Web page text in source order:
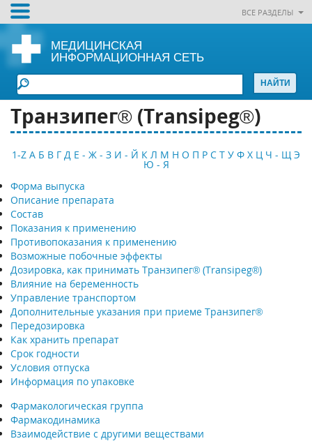
ВСЕ РАЗДЕЛЫ
МЕДИЦИНСКАЯ
ИНФОРМАЦИОННАЯ СЕТЬ
Транзипег® (Transipeg®)
1-Z А Б В Г Д Е - Ж - З И - Й К Л М Н О П Р С Т У Ф Х Ц Ч - Щ Э
Ю - Я
Форма выпуска
Описание препарата
Состав
Показания к применению
Противопоказания к применению
Возможные побочные эффекты
Дозировка, как принимать Транзипег® (Transipeg®)
Влияние на беременность
Управление транспортом
Дополнительные указания при приеме Транзипег®
Передозировка
Как хранить препарат
Срок годности
Условия отпуска
Информация по упаковке
Фармакологическая группа
Фармакодинамика
Взаимодействие с другими веществами